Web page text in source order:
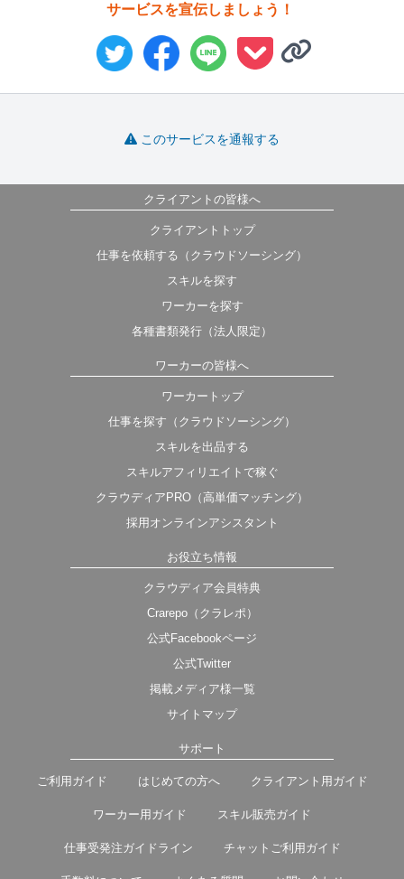
サービスを宣伝しましょう！
このサービスを通報する
クライアントの皆様へ
クライアントトップ
仕事を依頼する（クラウドソーシング）
スキルを探す
ワーカーを探す
各種書類発行（法人限定）
ワーカーの皆様へ
ワーカートップ
仕事を探す（クラウドソーシング）
スキルを出品する
スキルアフィリエイトで稼ぐ
クラウディアPRO（高単価マッチング）
採用オンラインアシスタント
お役立ち情報
クラウディア会員特典
Crarepo（クラレポ）
公式Facebookページ
公式Twitter
掲載メディア様一覧
サイトマップ
サポート
ご利用ガイド はじめての方へ クライアント用ガイド
ワーカー用ガイド スキル販売ガイド
仕事受発注ガイドライン チャットご利用ガイド